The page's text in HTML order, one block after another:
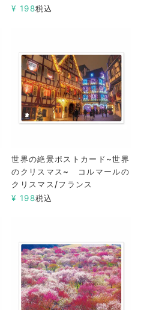
¥ 198税込
世界の絶景ポストカード~世界
のクリスマス~ コルマールの
クリスマス/フランス
¥ 198税込